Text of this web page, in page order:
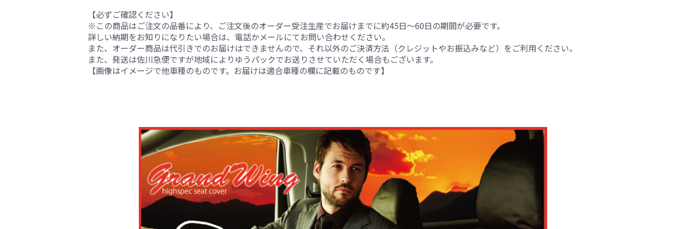
【必ずご確認ください】
※この商品はご注文の品番により、ご注文後のオーダー受注生産でお届けまでに約45日～60日の期間が必要です。
詳しい納期をお知りになりたい場合は、電話かメールにてお問い合わせください。
また、オーダー商品は代引きでのお届けはできませんので、それ以外のご決済方法（クレジットやお振込みなど）をご利用ください。
また、発送は佐川急便ですが地域によりゆうパックでお送りさせていただく場合もございます。
【画像はイメージで他車種のものです。お届けは適合車種の欄に記載のものです】